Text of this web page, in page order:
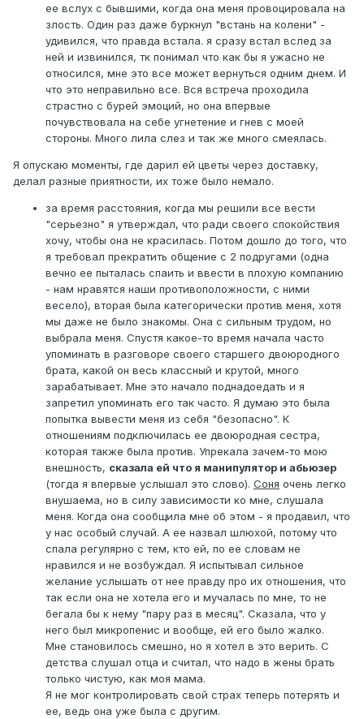
ее вслух с бывшими, когда она меня провоцировала на
злость. Один раз даже буркнул "встань на колени" -
удивился, что правда встала. я сразу встал вслед за
ней и извинился, тк понимал что как бы я ужасно не
относился, мне это все может вернуться одним днем. И
что это неправильно все. Вся встреча проходила
страстно с бурей эмоций, но она впервые
почувствовала на себе угнетение и гнев с моей
стороны. Много лила слез и так же много смеялась.
Я опускаю моменты, где дарил ей цветы через доставку,
делал разные приятности, их тоже было немало.
за время расстояния, когда мы решили все вести
"серьезно" я утверждал, что ради своего спокойствия
хочу, чтобы она не красилась. Потом дошло до того, что
я требовал прекратить общение с 2 подругами (одна
вечно ее пыталась спаить и ввести в плохую компанию
- нам нравятся наши противоположности, с ними
весело), вторая была категорически против меня, хотя
мы даже не было знакомы. Она с сильным трудом, но
выбрала меня. Спустя какое-то время начала часто
упоминать в разговоре своего старшего двоюродного
брата, какой он весь классный и крутой, много
зарабатывает. Мне это начало поднадоедать и я
запретил упоминать его так часто. Я думаю это была
попытка вывести меня из себя "безопасно". К
отношениям подключилась ее двоюродная сестра,
которая также была против. Упрекала зачем-то мою
внешность, сказала ей что я манипулятор и абьюзер
(тогда я впервые услышал это слово). Соня очень легко
внушаема, но в силу зависимости ко мне, слушала
меня. Когда она сообщила мне об этом - я продавил, что
у нас особый случай. А ее назвал шлюхой, потому что
спала регулярно с тем, кто ей, по ее словам не
нравился и не возбуждал. Я испытывал сильное
желание услышать от нее правду про их отношения, что
так если она не хотела его и мучалась по мне, то не
бегала бы к нему "пару раз в месяц". Сказала, что у
него был микропенис и вообще, ей его было жалко.
Мне становилось смешно, но я хотел в это верить. С
детства слушал отца и считал, что надо в жены брать
только чистую, как моя мама.
Я не мог контролировать свой страх теперь потерять и
ее, ведь она уже была с другим.